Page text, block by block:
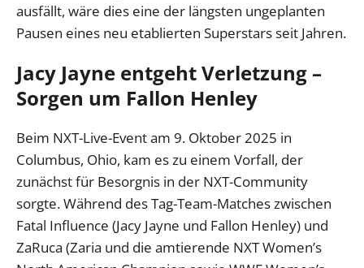
ausfällt, wäre dies eine der längsten ungeplanten
Pausen eines neu etablierten Superstars seit Jahren.
Jacy Jayne entgeht Verletzung –
Sorgen um Fallon Henley
Beim NXT-Live-Event am 9. Oktober 2025 in
Columbus, Ohio, kam es zu einem Vorfall, der
zunächst für Besorgnis in der NXT-Community
sorgte. Während des Tag-Team-Matches zwischen
Fatal Influence (Jacy Jayne und Fallon Henley) und
ZaRuca (Zaria und die amtierende NXT Women’s